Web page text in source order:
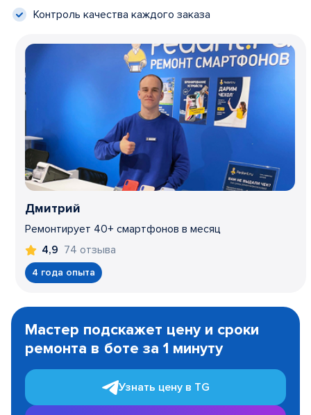
Контроль качества каждого заказа
Дмитрий
Ремонтирует 40+ смартфонов в месяц
4,9 74 отзыва
4 года опыта
1
Мастер подскажет цену и сроки
ремонта в боте за 1 минуту
Узнать цену в TG